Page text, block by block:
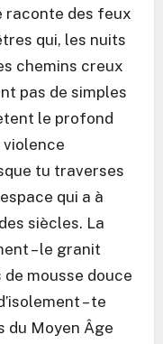
raconte des feux
qui, les nuits
chemins creux
pas de simples
le profond
tu traverses
qui a à
siècles. La
– le granit
mousse douce
– te
du Moyen Âge